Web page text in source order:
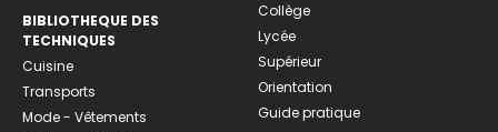
BIBLIOTHEQUE DES
TECHNIQUES
Cuisine
Transports
Mode - Vêtements
Collège
Lycée
Supérieur
Orientation
Guide pratique